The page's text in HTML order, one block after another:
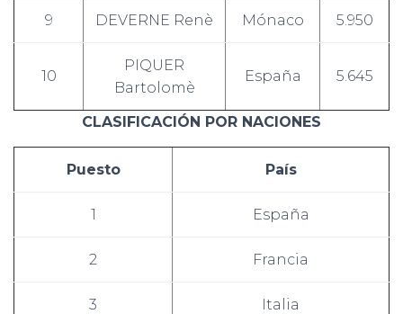
9 DEVERNE Renè Mónaco 5.950
10
PIQUER
Bartolomè
España 5.645
CLASIFICACIÓN POR NACIONES
Puesto País
1 España
2 Francia
3 Italia